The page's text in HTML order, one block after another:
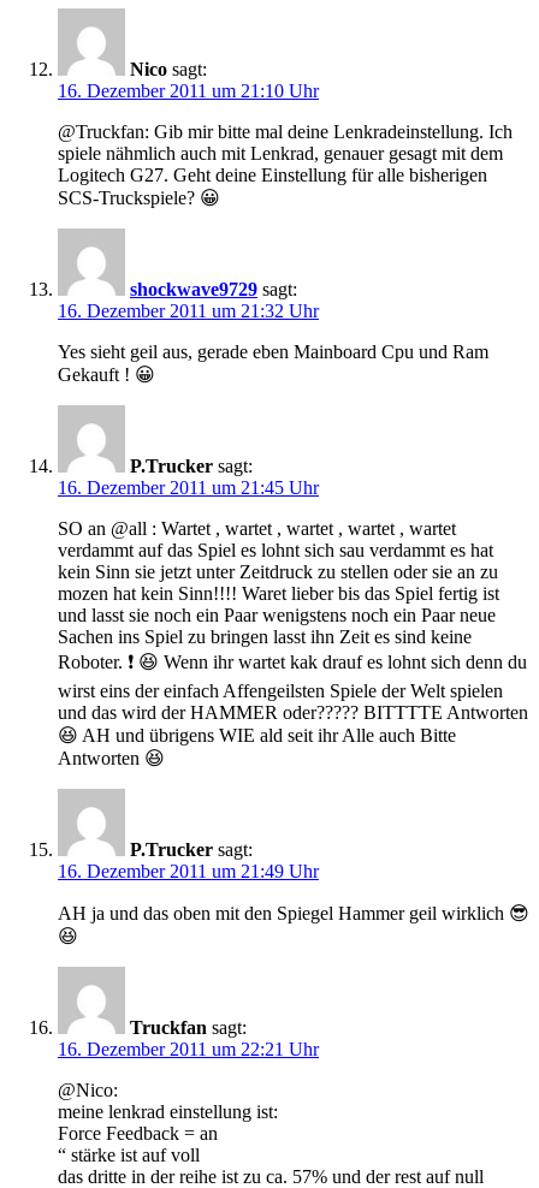
Nico sagt:
16. Dezember 2011 um 21:10 Uhr
@Truckfan: Gib mir bitte mal deine Lenkradeinstellung. Ich
spiele nähmlich auch mit Lenkrad, genauer gesagt mit dem
Logitech G27. Geht deine Einstellung für alle bisherigen
SCS-Truckspiele? 😀
shockwave9729 sagt:
16. Dezember 2011 um 21:32 Uhr
Yes sieht geil aus, gerade eben Mainboard Cpu und Ram
Gekauft ! 😀
P.Trucker sagt:
16. Dezember 2011 um 21:45 Uhr
SO an @all : Wartet , wartet , wartet , wartet , wartet
verdammt auf das Spiel es lohnt sich sau verdammt es hat
kein Sinn sie jetzt unter Zeitdruck zu stellen oder sie an zu
mozen hat kein Sinn!!!! Waret lieber bis das Spiel fertig ist
und lasst sie noch ein Paar wenigstens noch ein Paar neue
Sachen ins Spiel zu bringen lasst ihn Zeit es sind keine
Roboter. ❗ 😆 Wenn ihr wartet kak drauf es lohnt sich denn du
wirst eins der einfach Affengeilsten Spiele der Welt spielen
und das wird der HAMMER oder????? BITTTTE Antworten
😆 AH und übrigens WIE ald seit ihr Alle auch Bitte
Antworten 😆
P.Trucker sagt:
16. Dezember 2011 um 21:49 Uhr
AH ja und das oben mit den Spiegel Hammer geil wirklich 😎
😆
Truckfan sagt:
16. Dezember 2011 um 22:21 Uhr
@Nico:
meine lenkrad einstellung ist:
Force Feedback = an
“ stärke ist auf voll
das dritte in der reihe ist zu ca. 57% und der rest auf null